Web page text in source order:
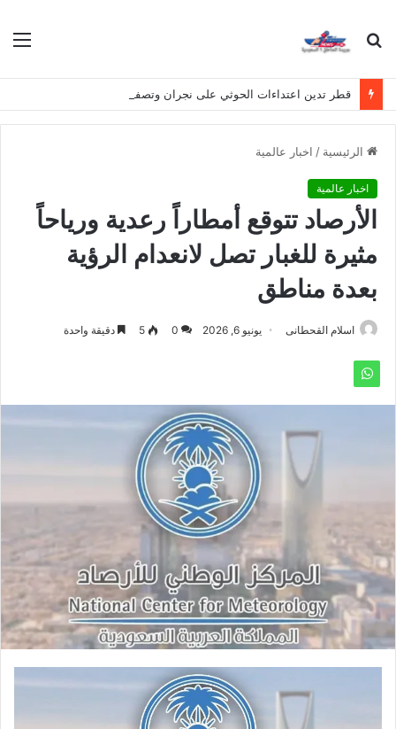
بحث
الرئيسية / اخبار عالمية
اخبار عالمية
الأرصاد تتوقع أمطاراً رعدية ورياحاً
مثيرة للغبار تصل لانعدام الرؤية
بعدة مناطق
اسلام القحطانى يونيو 6, 2026 0
5 دقيقة واحدة